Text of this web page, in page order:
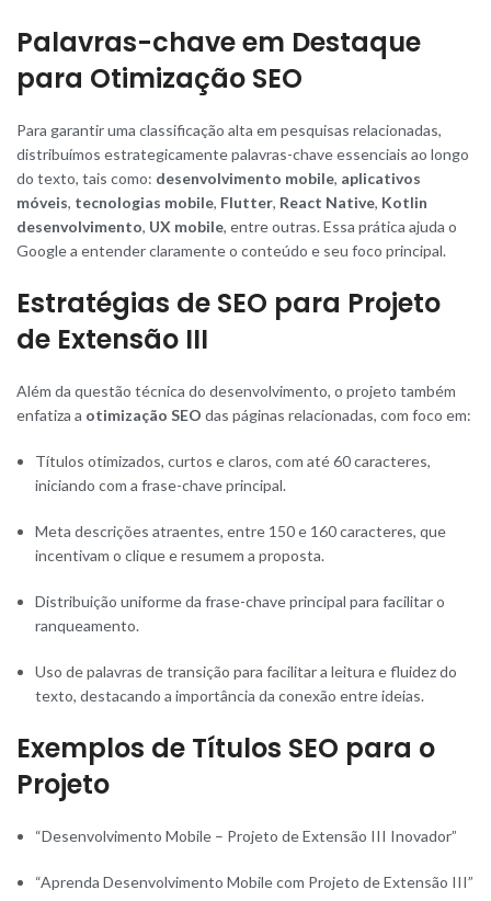
Palavras-chave em Destaque
para Otimização SEO
Para garantir uma classificação alta em pesquisas relacionadas,
distribuímos estrategicamente palavras-chave essenciais ao longo
do texto, tais como: desenvolvimento mobile, aplicativos
móveis, tecnologias mobile, Flutter, React Native, Kotlin
desenvolvimento, UX mobile, entre outras. Essa prática ajuda o
Google a entender claramente o conteúdo e seu foco principal.
Estratégias de SEO para Projeto
de Extensão III
Além da questão técnica do desenvolvimento, o projeto também
enfatiza a otimização SEO das páginas relacionadas, com foco em:
Títulos otimizados, curtos e claros, com até 60 caracteres,
iniciando com a frase-chave principal.
Meta descrições atraentes, entre 150 e 160 caracteres, que
incentivam o clique e resumem a proposta.
Distribuição uniforme da frase-chave principal para facilitar o
ranqueamento.
Uso de palavras de transição para facilitar a leitura e fluidez do
texto, destacando a importância da conexão entre ideias.
Exemplos de Títulos SEO para o
Projeto
“Desenvolvimento Mobile – Projeto de Extensão III Inovador”
“Aprenda Desenvolvimento Mobile com Projeto de Extensão III”